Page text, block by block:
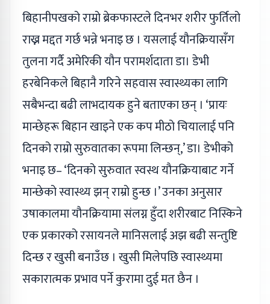
बिहानीपखको राम्रो ब्रेकफास्टले दिनभर शरीर फुर्तिलो
राख्न मद्दत गर्छ भन्ने भनाइ छ । यसलाई यौनक्रियासँग
तुलना गर्दै अमेरिकी यौन परामर्शदाता डा। डेभी
हरबेनिकले बिहानै गरिने सहवास स्वास्थ्यका लागि
सबैभन्दा बढी लाभदायक हुने बताएका छन् । ‘प्रायः
मान्छेहरू बिहान खाइने एक कप मीठो चियालाई पनि
दिनको राम्रो सुरुवातका रूपमा लिन्छन्,’ डा। डेभीको
भनाइ छ– ‘दिनको सुरुवात स्वस्थ यौनक्रियाबाट गर्ने
मान्छेको स्वास्थ्य झन् राम्रो हुन्छ ।’ उनका अनुसार
उषाकालमा यौनक्रियामा संलग्न हुँदा शरीरबाट निस्किने
एक प्रकारको रसायनले मानिसलाई अझ बढी सन्तुष्टि
दिन्छ र खुसी बनाउँछ । खुसी मिलेपछि स्वास्थ्यमा
सकारात्मक प्रभाव पर्ने कुरामा दुई मत छैन ।